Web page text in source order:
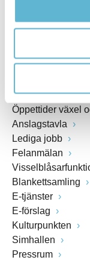
Fax: 0456-82 22
Öppettider växel
Anslagstavla
Lediga jobb
Felanmälan
Blankettsamling
E-tjänster
E-förslag
Kulturpunkten
Simhallen
Pressrum